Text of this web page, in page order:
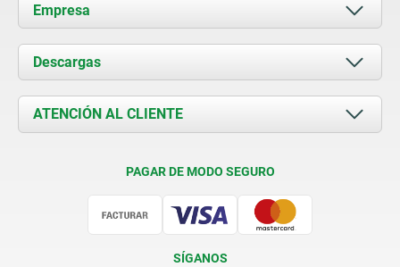
Empresa
Acerca de nosotros
Novedades
Contacto
Descargas
Documents
ATENCIÓN AL CLIENTE
PAGAR DE MODO SEGURO
SÍGANOS